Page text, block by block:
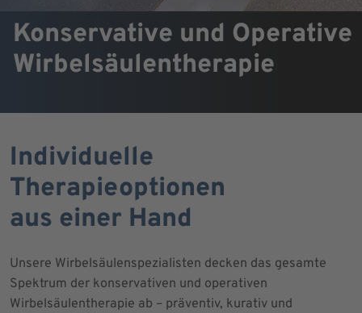
Konservative und Operative
Wirbelsäulentherapie
Individuelle
Therapieoptionen
aus einer Hand
Unsere Wirbelsäulenspezialisten decken das gesamte
Spektrum der konservativen und operativen
Wirbelsäulentherapie ab – präventiv, kurativ und